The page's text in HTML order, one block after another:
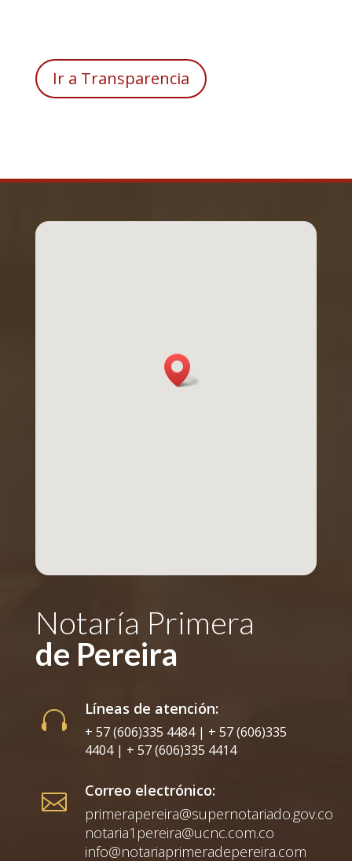
Ir a Transparencia
Notaría Primera
de Pereira
 Líneas de atención:
+ 57 (606)335 4484 | + 57 (606)335
4404 | + 57 (606)335 4414

Correo electrónico:
primerapereira@supernotariado.gov.co
notaria1pereira@ucnc.com.co
info@notariaprimeradepereira.com